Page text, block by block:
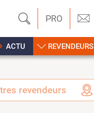
PRO
ACTU REVENDEURS
revendeurs